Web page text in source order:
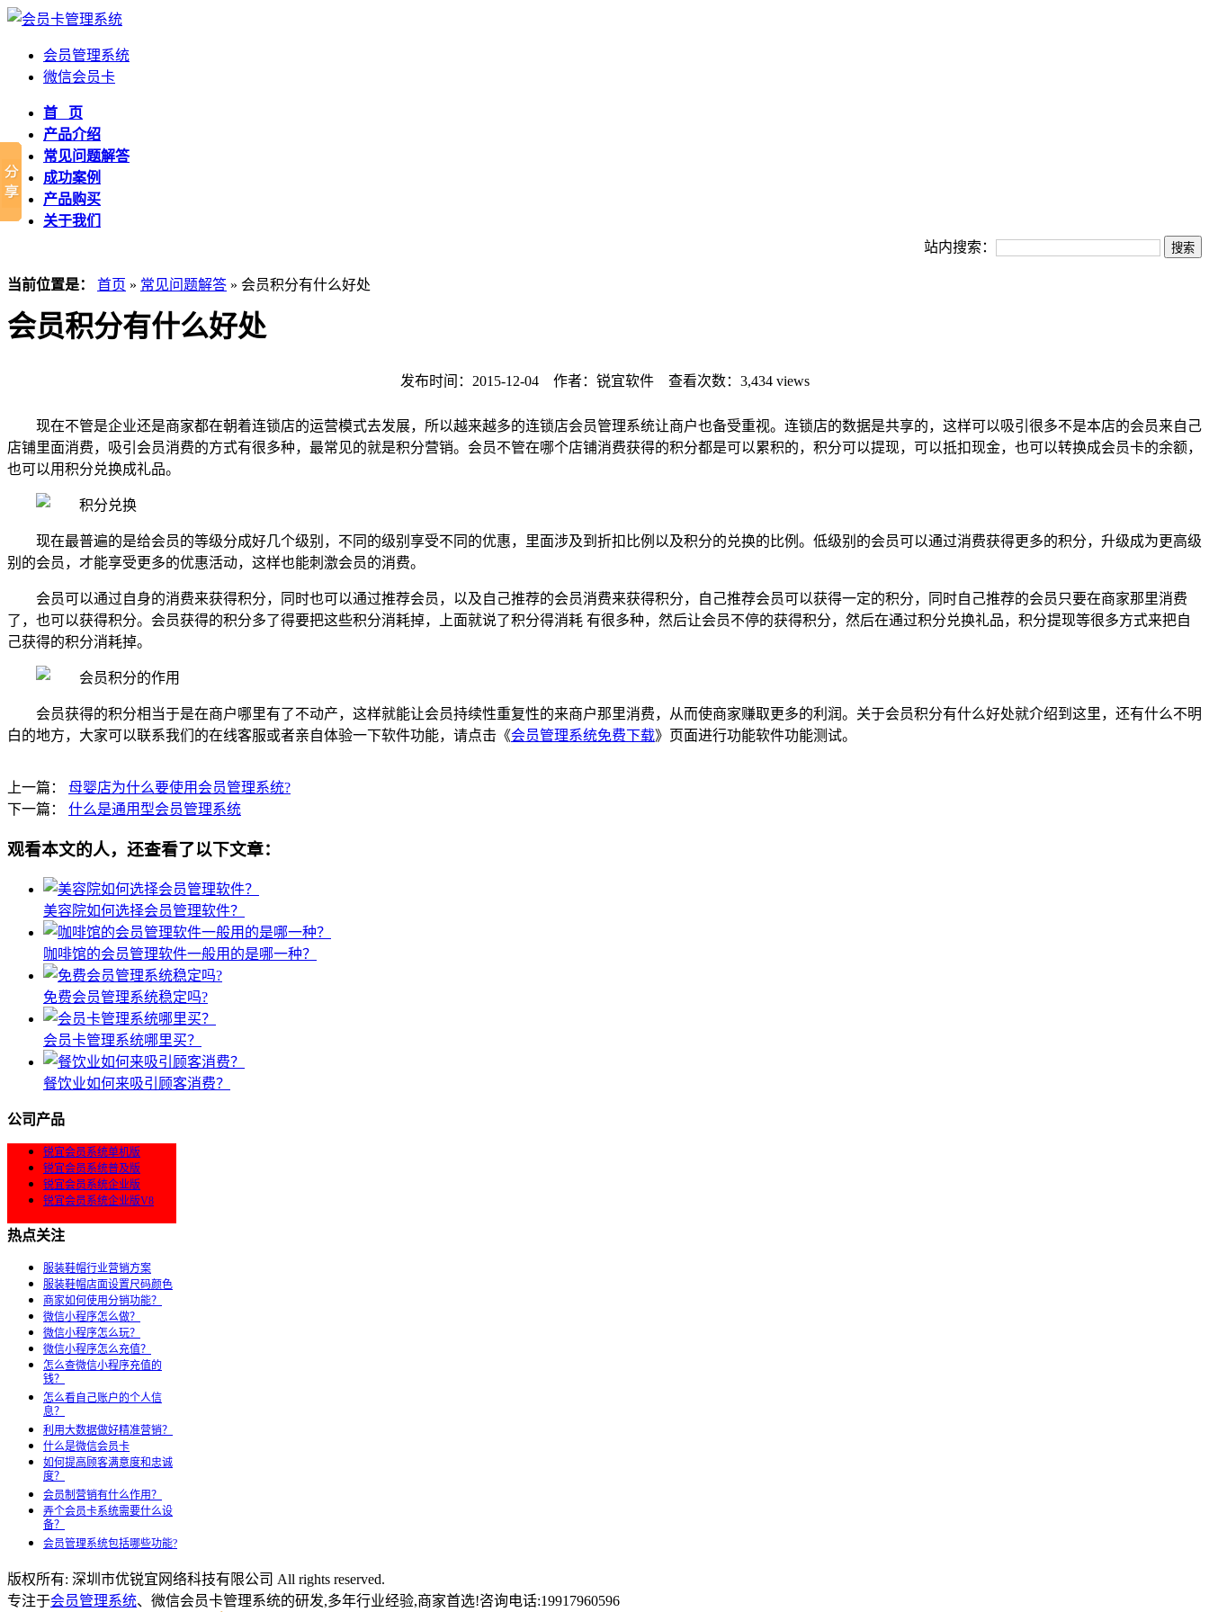
会员管理系统
微信会员卡
首 页
产品介绍
常见问题解答
成功案例
产品购买
关于我们
站内搜索：
当前位置是： 首页 » 常见问题解答 » 会员积分有什么好处
会员积分有什么好处
发布时间：2015-12-04 作者：锐宜软件 查看次数： 3,434 views
现在不管是企业还是商家都在朝着连锁店的运营模式去发展，所以越来越多的连锁店会员管理系统让商户也备受重视。连锁店的数据是共享的，这样可以吸引很多不是本店的会员来自己
店铺里面消费，吸引会员消费的方式有很多种，最常见的就是积分营销。会员不管在哪个店铺消费获得的积分都是可以累积的，积分可以提现，可以抵扣现金，也可以转换成会员卡的余额，
也可以用积分兑换成礼品。
现在最普遍的是给会员的等级分成好几个级别，不同的级别享受不同的优惠，里面涉及到折扣比例以及积分的兑换的比例。低级别的会员可以通过消费获得更多的积分，升级成为更高级
别的会员，才能享受更多的优惠活动，这样也能刺激会员的消费。
会员可以通过自身的消费来获得积分，同时也可以通过推荐会员，以及自己推荐的会员消费来获得积分，自己推荐会员可以获得一定的积分，同时自己推荐的会员只要在商家那里消费
了，也可以获得积分。会员获得的积分多了得要把这些积分消耗掉，上面就说了积分得消耗 有很多种，然后让会员不停的获得积分，然后在通过积分兑换礼品，积分提现等很多方式来把自
己获得的积分消耗掉。
会员获得的积分相当于是在商户哪里有了不动产，这样就能让会员持续性重复性的来商户那里消费，从而使商家赚取更多的利润。关于会员积分有什么好处就介绍到这里，还有什么不明
白的地方，大家可以联系我们的在线客服或者亲自体验一下软件功能，请点击《会员管理系统免费下载》页面进行功能软件功能测试。
上一篇： 母婴店为什么要使用会员管理系统?
下一篇： 什么是通用型会员管理系统
观看本文的人，还查看了以下文章：
美容院如何选择会员管理软件？
咖啡馆的会员管理软件一般用的是哪一种？
免费会员管理系统稳定吗?
会员卡管理系统哪里买？
餐饮业如何来吸引顾客消费？
公司产品
锐宜会员系统单机版
锐宜会员系统普及版
锐宜会员系统企业版
锐宜会员系统企业版V8
热点关注
服装鞋帽行业营销方案
服装鞋帽店面设置尺码颜色
商家如何使用分销功能？
微信小程序怎么做？
微信小程序怎么玩？
微信小程序怎么充值？
怎么查微信小程序充值的
钱？
怎么看自己账户的个人信
息？
利用大数据做好精准营销？
什么是微信会员卡
如何提高顾客满意度和忠诚
度？
会员制营销有什么作用？
弄个会员卡系统需要什么设
备？
会员管理系统包括哪些功能?
版权所有: 深圳市优锐宜网络科技有限公司 All rights reserved.
专注于会员管理系统、微信会员卡管理系统的研发,多年行业经验,商家首选!咨询电话:19917960596